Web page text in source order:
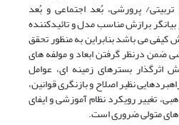
تربیتی/ پرورشی، بُعد اجتماعی و بُعد
برازش مناسب مدل و تائیدکننده
می باشد بنابراین به منظور تحقق
ضمن درنظر گرفتن ابعاد و مولفه های
بسترهای زمینه ای، عوامل
نظیر اصلاح و بازنگری قوانین،
تغییر رویکرد نظام آموزشی و ایفای
متولی ضروری است.